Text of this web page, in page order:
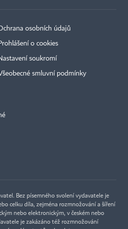
osobních údajů
o cookies
soukromí
smluvní podmínky
Bez písemného svolení vydavatele je
celku díla, zejména rozmnožování a šíření
nebo elektronickým, v českém nebo
je zakázáno též rozmnožování